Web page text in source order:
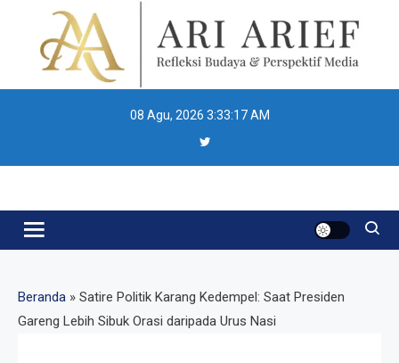
content
08 Agu, 2026 3:33:18 AM
Ari Arief
Beranda » Satire Politik Karang Kedempel: Saat Presiden
Gareng Lebih Sibuk Orasi daripada Urus Nasi